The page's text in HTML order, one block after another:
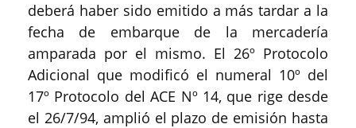
deberá haber sido emitido a más tardar a la
fecha de embarque de la mercadería
amparada por el mismo. El 26º Protocolo
Adicional que modificó el numeral 10º del
17º Protocolo del ACE Nº 14, que rige desde
el 26/7/94, amplió el plazo de emisión hasta